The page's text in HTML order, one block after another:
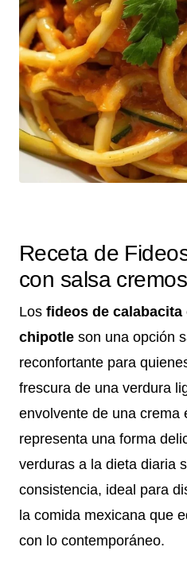
Receta de
con salsa
Los fideos de
chipotle son una opción
reconfortante para
frescura de una verdura
envolvente de una crema
representa una forma
verduras a la dieta diaria
consistencia, ideal para
la comida mexicana que
con lo contemporáneo.